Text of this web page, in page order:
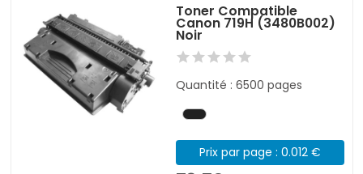
Toner Compatible
Canon 719H (3480B002)
Noir
Quantité : 6500 pages
Prix par page : 0.012 €